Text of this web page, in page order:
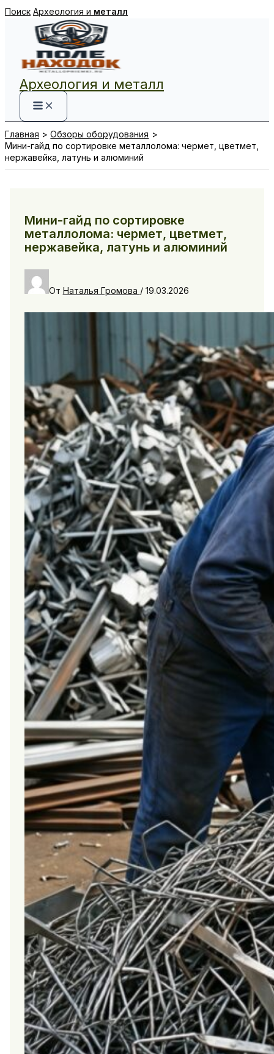
Перейти
содержимому
Поиск Археология и металл
Археология и металл
Главная
Обзоры оборудования
Мини-гайд по сортировке металлолома: чермет, цветмет,
нержавейка, латунь и алюминий
Мини-гайд по сортировке
металлолома: чермет, цветмет,
нержавейка, латунь и алюминий
От Наталья Громова / 19.03.2026